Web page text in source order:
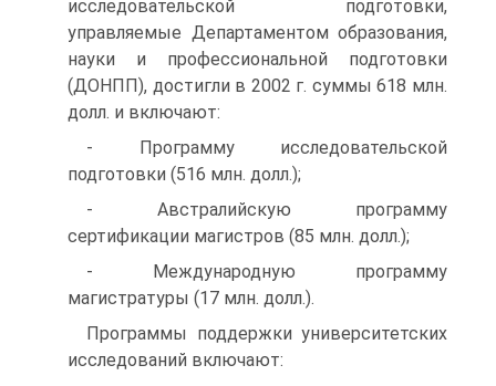
исследовательской подготовки,
управляемые Департаментом образования,
науки и профессиональной подготовки
(ДОНПП), достигли в 2002 г. суммы 618 млн.
долл. и включают:
- Программу исследовательской
подготовки (516 млн. долл.);
- Австралийскую программу
сертификации магистров (85 млн. долл.);
- Международную программу
магистратуры (17 млн. долл.).
Программы поддержки университетских
исследований включают: